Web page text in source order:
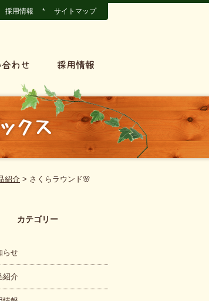
採用情報 * サイトマップ
紹介 > さくらラウンド🌸
カテゴリー
らせ
紹介